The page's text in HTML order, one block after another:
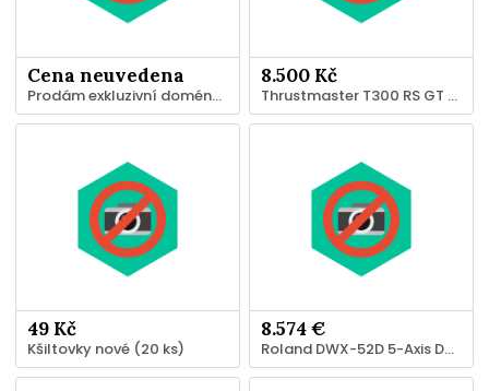
Cena neuvedena
Prodám exkluzivní doménu www.hitreality.cz
8.500 Kč
Thrustmaster T300 RS GT Edition + TH8A Řadicí Páku
49 Kč
Kšiltovky nové (20 ks)
8.574 €
Roland DWX-52D 5-Axis Dental Milling Machine